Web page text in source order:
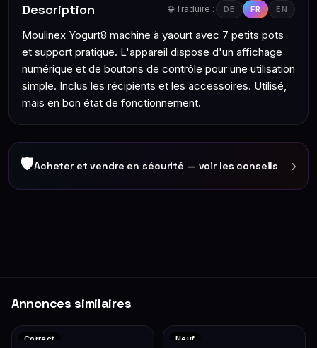
Description 🌐 Traduire : DE FR EN
Moulinex Yogurt8 machine à yaourt avec 7 petits pots
et support pratique. L'appareil dispose d'un affichage
numérique et de boutons de contrôle pour une utilisation
simple. Inclus les récipients et les accessoires. Utilisé,
mais en bon état de fonctionnement.
🛡Acheter et vendre en sécurité — voir les conseils ›
Annonces similaires
Correct Neuf